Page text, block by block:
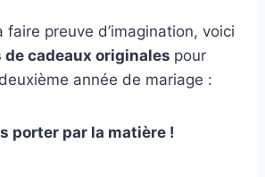
faire preuve d’imagination, voici
de cadeaux originales pour
année de mariage :
porter par la matière !